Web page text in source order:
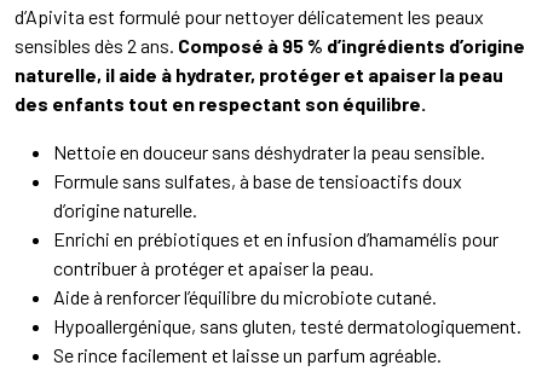
d’Apivita est formulé pour nettoyer délicatement les peaux
sensibles dès 2 ans. Composé à 95 % d’ingrédients d’origine
naturelle, il aide à hydrater, protéger et apaiser la peau
des enfants tout en respectant son équilibre.
Nettoie en douceur sans déshydrater la peau sensible.
Formule sans sulfates, à base de tensioactifs doux
d’origine naturelle.
Enrichi en prébiotiques et en infusion d’hamamélis pour
contribuer à protéger et apaiser la peau.
Aide à renforcer l’équilibre du microbiote cutané.
Hypoallergénique, sans gluten, testé dermatologiquement.
Se rince facilement et laisse un parfum agréable.